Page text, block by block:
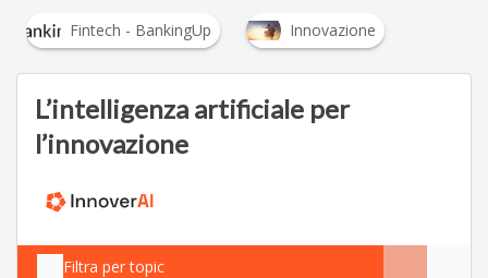
Fintech - BankingUp Innovazione
L’intelligenza artificiale per
l’innovazione
Filtra per topic